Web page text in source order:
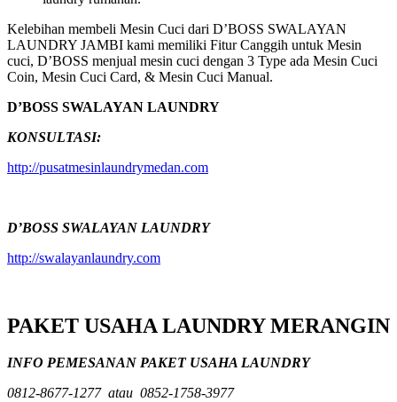
Kelebihan membeli Mesin Cuci dari D’BOSS SWALAYAN
LAUNDRY JAMBI kami memiliki Fitur Canggih untuk Mesin
cuci, D’BOSS menjual mesin cuci dengan 3 Type ada Mesin Cuci
Coin, Mesin Cuci Card, & Mesin Cuci Manual.
D’BOSS SWALAYAN LAUNDRY
KONSULTASI:
http://pusatmesinlaundrymedan.com
D’BOSS SWALAYAN LAUNDRY
http://swalayanlaundry.com
PAKET USAHA LAUNDRY MERANGIN
INFO PEMESANAN PAKET USAHA LAUNDRY
0812-8677-1277 atau 0852-1758-3977